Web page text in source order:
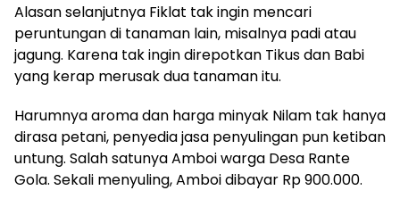
Alasan selanjutnya Fiklat tak ingin mencari
peruntungan di tanaman lain, misalnya padi atau
jagung. Karena tak ingin direpotkan Tikus dan Babi
yang kerap merusak dua tanaman itu.
Harumnya aroma dan harga minyak Nilam tak hanya
dirasa petani, penyedia jasa penyulingan pun ketiban
untung. Salah satunya Amboi warga Desa Rante
Gola. Sekali menyuling, Amboi dibayar Rp 900.000.